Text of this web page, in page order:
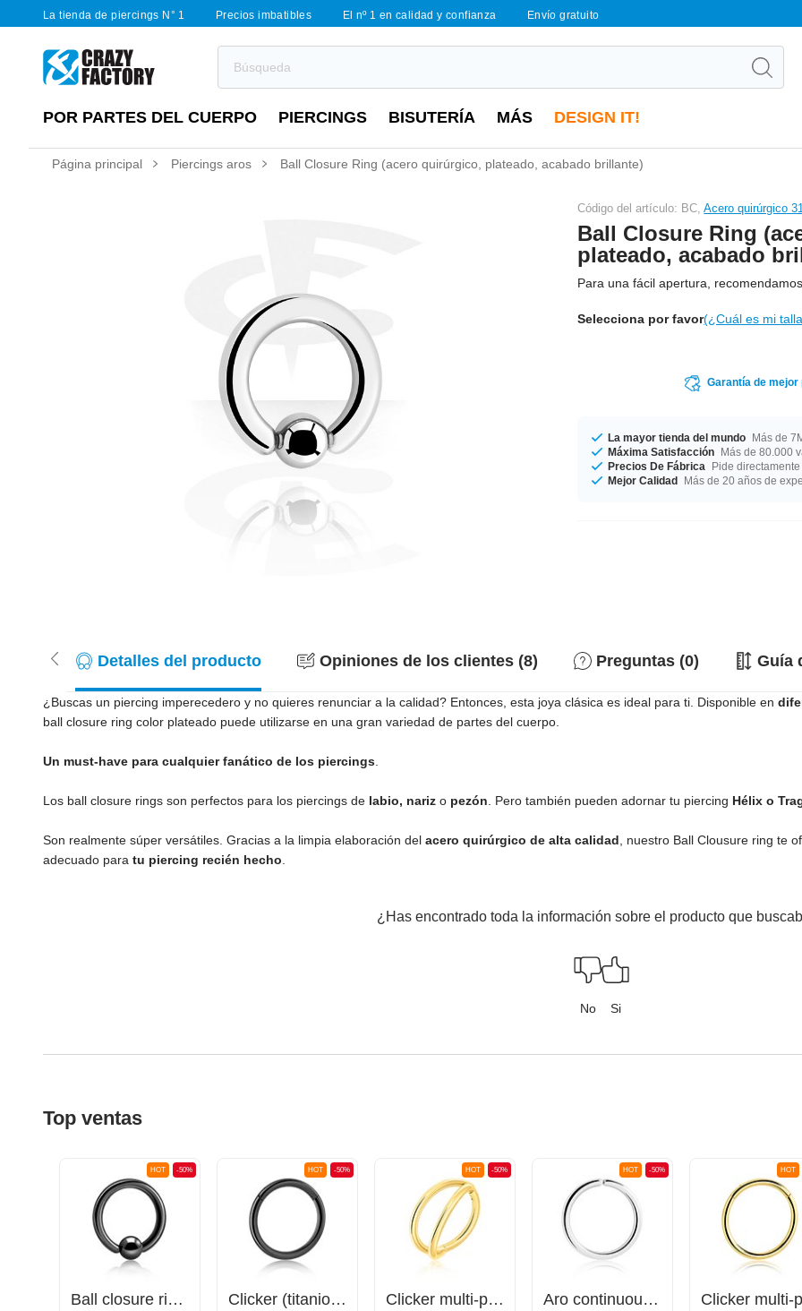
La tienda de piercings N° 1 Precios imbatibles El nº 1 en calidad y confianza Envío gratuito
POR PARTES DEL CUERPO PIERCINGS BISUTERÍA MÁS DESIGN IT!
Página principal Piercings aros Ball Closure Ring (acero quirúrgico, plateado, acabado brillante)
Código del artículo: BC,Acero quirúrgico
Ball Closure Ring
plateado, acabado
Para una fácil apertura,
Selecciona por favor(¿Cuál es mi
Garantía de
La mayor tienda del mundo Más de
Máxima Satisfacción Más de 80.000
Precios De Fábrica
Pide
Mejor Calidad Más de 20 años de
Detalles del producto Opiniones de los clientes (8) Preguntas (0) Guía
¿Buscas un piercing imperecedero y no quieres renunciar a la calidad? Entonces, esta joya clásica es ideal para ti. Disponible en
ball closure ring color plateado puede utilizarse en una gran variedad de partes del cuerpo.
Un must-have para cualquier fanático de los piercings
Los ball closure rings son perfectos para los piercings de labio, nariz o pezón . Pero también pueden adornar tu piercing Hélix o
Son realmente súper versátiles. Gracias a la limpia elaboración del acero quirúrgico de alta calidad , nuestro Ball Clousure ring te
adecuado para tu piercing recién hecho
¿Has encontrado toda la información sobre el producto que
No Si
Top ventas
-50%
HOT
Ball closure ring (acero quirúrgico, negro, acabado brillante) con bola
-50%
HOT
Clicker (titanio, negro, acabado brillante)
-50%
HOT
Clicker multi-purpose (acero quirúrgico, chapado en oro, acabado brillante)
-50%
HOT
Aro continuous (acero quirúrgico, plateado, acabado brillante)
HOT